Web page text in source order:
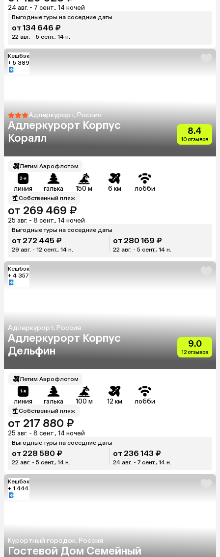
24 авг. - 7 сент., 14 ночей
Выгодные туры на соседние даты
от 134 646 ₽
22 авг. - 5 сент., 14 н.
Кешбэк
+ 5 389
Адлеркурорт, Россия
Адлеркурорт Корпус
Коралл
8.4
10 отзывов
Летим Аэрофлотом
линия галька 150 м 6 км лобби
Собственный пляж
от 269 469 ₽
25 авг. - 8 сент., 14 ночей
Выгодные туры на соседние даты
от 272 445 ₽
29 авг. - 12 сент., 14 н.
от 280 169 ₽
22 авг. - 5 сент., 14 н.
Кешбэк
+ 4 357
Адлеркурорт, Россия
Адлеркурорт Корпус
Дельфин
9.0
12 отзывов
Летим Аэрофлотом
линия галька 100 м 12 км лобби
Собственный пляж
от 217 880 ₽
25 авг. - 8 сент., 14 ночей
Выгодные туры на соседние даты
от 228 580 ₽
22 авг. - 5 сент., 14 н.
от 236 143 ₽
24 авг. - 7 сент., 14 н.
Кешбэк
+ 1 444
Курортный городок, Россия
Гостевой Дом Семейный